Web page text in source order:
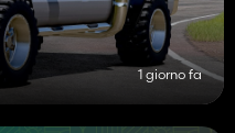
1 giorno fa